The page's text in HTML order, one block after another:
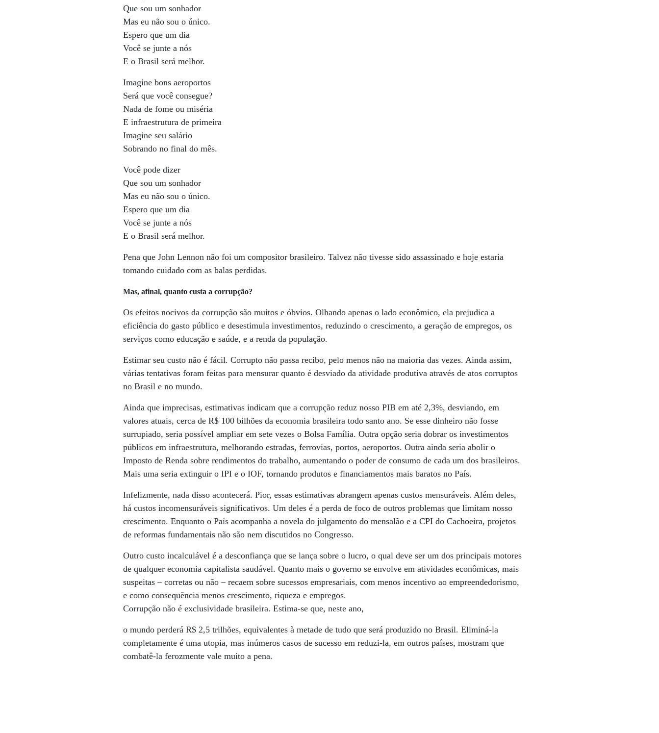
Que sou um sonhador
Mas eu não sou o único.
Espero que um dia
Você se junte a nós
E o Brasil será melhor.
Imagine bons aeroportos
Será que você consegue?
Nada de fome ou miséria
E infraestrutura de primeira
Imagine seu salário
Sobrando no final do mês.
Você pode dizer
Que sou um sonhador
Mas eu não sou o único.
Espero que um dia
Você se junte a nós
E o Brasil será melhor.
Pena que John Lennon não foi um compositor brasileiro. Talvez não tivesse sido assassinado e hoje estaria
tomando cuidado com as balas perdidas.
Mas, afinal, quanto custa a corrupção?
Os efeitos nocivos da corrupção são muitos e óbvios. Olhando apenas o lado econômico, ela prejudica a
eficiência do gasto público e desestimula investimentos, reduzindo o crescimento, a geração de empregos, os
serviços como educação e saúde, e a renda da população.
Estimar seu custo não é fácil. Corrupto não passa recibo, pelo menos não na maioria das vezes. Ainda assim,
várias tentativas foram feitas para mensurar quanto é desviado da atividade produtiva através de atos corruptos
no Brasil e no mundo.
Ainda que imprecisas, estimativas indicam que a corrupção reduz nosso PIB em até 2,3%, desviando, em
valores atuais, cerca de R$ 100 bilhões da economia brasileira todo santo ano. Se esse dinheiro não fosse
surrupiado, seria possível ampliar em sete vezes o Bolsa Família. Outra opção seria dobrar os investimentos
públicos em infraestrutura, melhorando estradas, ferrovias, portos, aeroportos. Outra ainda seria abolir o
Imposto de Renda sobre rendimentos do trabalho, aumentando o poder de consumo de cada um dos brasileiros.
Mais uma seria extinguir o IPI e o IOF, tornando produtos e financiamentos mais baratos no País.
Infelizmente, nada disso acontecerá. Pior, essas estimativas abrangem apenas custos mensuráveis. Além deles,
há custos incomensuráveis significativos. Um ­deles é a perda de foco de outros problemas que limitam nosso
crescimento. ­Enquanto o País acompanha a novela do julgamento do mensalão e a CPI do Cachoeira, projetos
de reformas fundamentais não são nem discutidos no Congresso.
Outro custo incalculável é a desconfiança que se lança sobre o lucro, o qual deve ser um dos principais motores
de qualquer economia capitalista saudável. Quanto mais o governo se envolve em atividades econômicas, mais
suspeitas – corretas ou não – recaem sobre sucessos empresariais, com menos incentivo ao empreendedorismo,
e como consequência menos crescimento, riqueza e empregos.
Corrupção não é exclusividade brasileira. Estima-se que, neste ano,
o mundo perderá R$ 2,5 trilhões, equivalentes à metade de tudo que será produzido no Brasil. Eliminá-la
completamente é uma utopia, mas inúmeros casos de sucesso em reduzi-la, em outros países, mostram que
combatê-la ferozmente vale muito a pena.